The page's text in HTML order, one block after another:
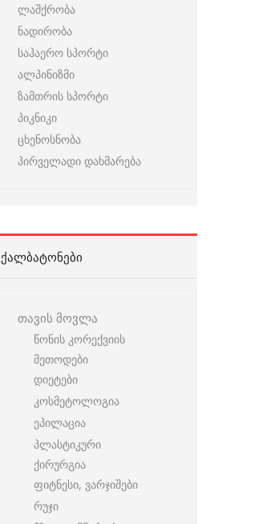
ლაშქრობა
ნადირობა
საჰაერო სპორტი
ალპინიზმი
ზამთრის სპორტი
პიკნიკი
ცხენოსნობა
პირველადი დახმარება
ᲥᲐᲚᲑᲐᲢᲝᲜᲔᲑᲘ
თავის მოვლა
წონის კორექვიის
მეთოდები
დიეტები
კოსმეტოლოგია
ეპილაცია
პლასტიკური
ქირურგია
ფიტნესი, ვარჯიშები
რუჯი